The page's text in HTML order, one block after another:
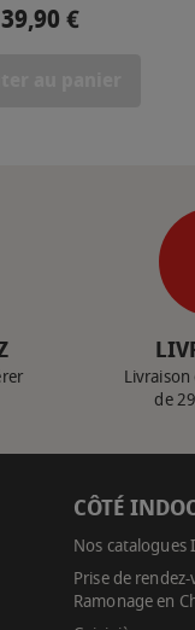
Prix
39,90 €
de
CÔTÉ
Nos catalogues
Prise de
Ramonage en